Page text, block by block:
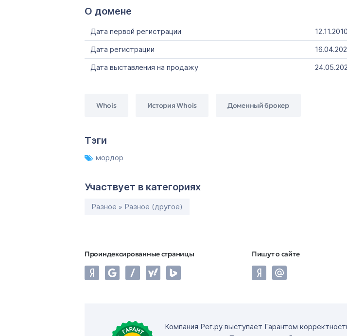
О домене
Дата первой регистрации
12.11.2010
Дата регистрации
Дата выставления на продажу
Whois История Whois Доменный брокер
Тэги
мордор
Участвует в категориях
Разное » Разное (другое)
Проиндексированные страницы Пишут о сайте
Компания Рег.ру выступает Гарантом